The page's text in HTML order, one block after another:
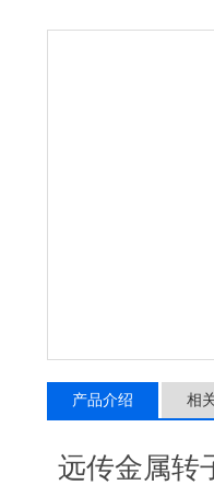
产品介绍 相
远传金属转